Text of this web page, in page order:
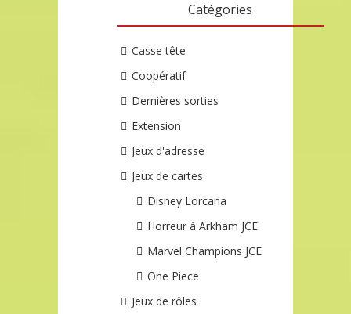
Catégories
Casse tête
Coopératif
Dernières sorties
Extension
Jeux d'adresse
Jeux de cartes
Disney Lorcana
Horreur à Arkham JCE
Marvel Champions JCE
One Piece
Jeux de rôles